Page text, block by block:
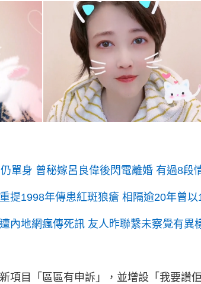
單身 曾秘嫁呂良偉後閃電離婚 有過8段
提1998年傳患紅斑狼瘡 相隔逾20年曾以
內地網瘋傳死訊 友人昨聯繫未察覺有異
項目「區區有申訴」，並增設「我要讚